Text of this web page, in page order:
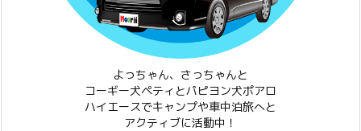
よっちゃん、さっちゃんと
コーギー犬ペティとパピヨン犬ポアロ
ハイエースでキャンプや車中泊旅へと
アクティブに活動中！